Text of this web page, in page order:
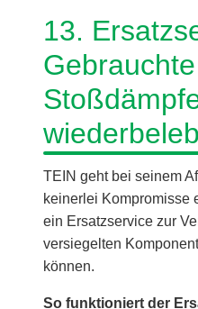
13.
Gebrauchte
TEIN geht bei seinem
keinerlei Kompromisse
ein Ersatzservice zur
versiegelten
können.
So funktioniert der